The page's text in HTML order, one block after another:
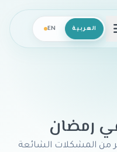
القائمة
العربية EN
رمضان
من المشكلات الشائعة